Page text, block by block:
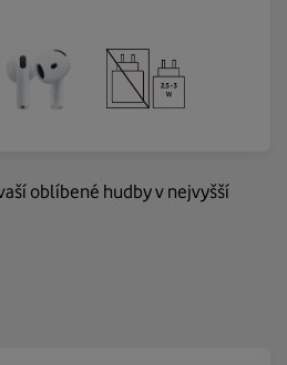
oblíbené hudby v nejvyšší